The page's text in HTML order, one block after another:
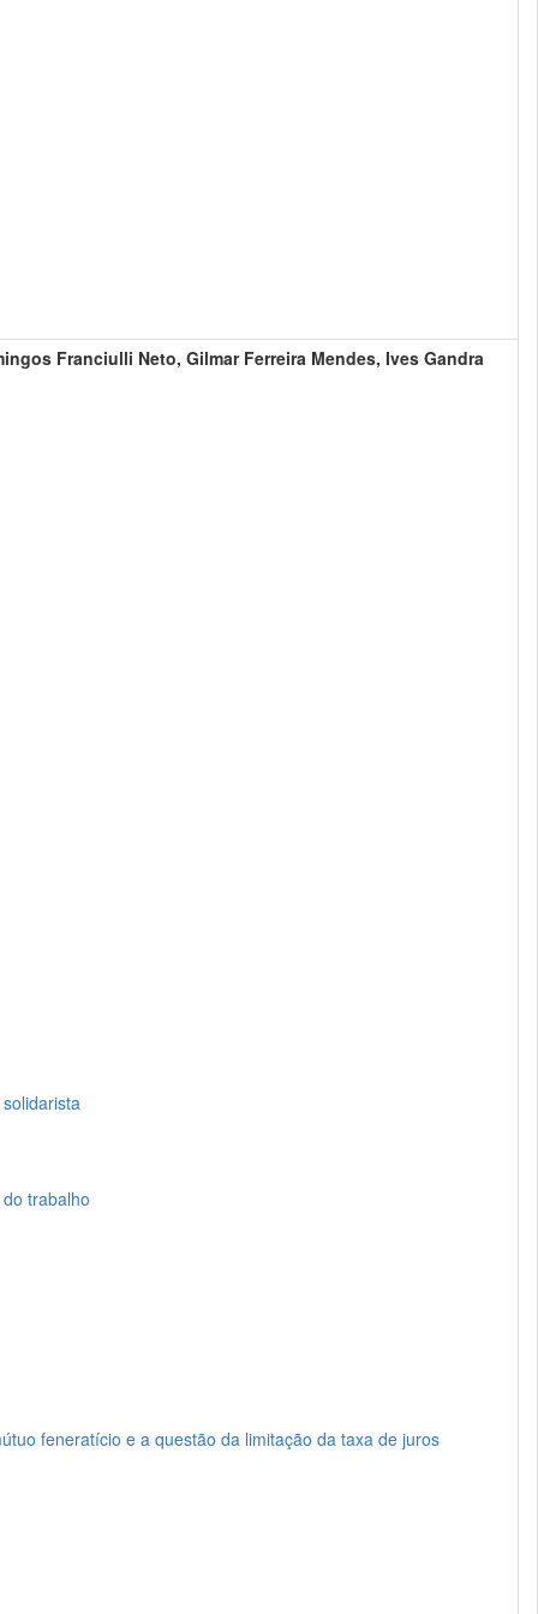
Franciulli Neto, Gilmar Ferreira Mendes, Ives Gandra
trabalho
feneratício e a questão da limitação da taxa de juros